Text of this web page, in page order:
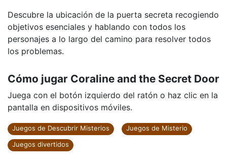
Descubre la ubicación de la puerta secreta recogiendo
objetivos esenciales y hablando con todos los
personajes a lo largo del camino para resolver todos
los problemas.
Cómo jugar Coraline and the Secret Door
Juega con el botón izquierdo del ratón o haz clic en la
pantalla en dispositivos móviles.
Juegos de Descubrir Misterios
Juegos de Misterio
Juegos divertidos